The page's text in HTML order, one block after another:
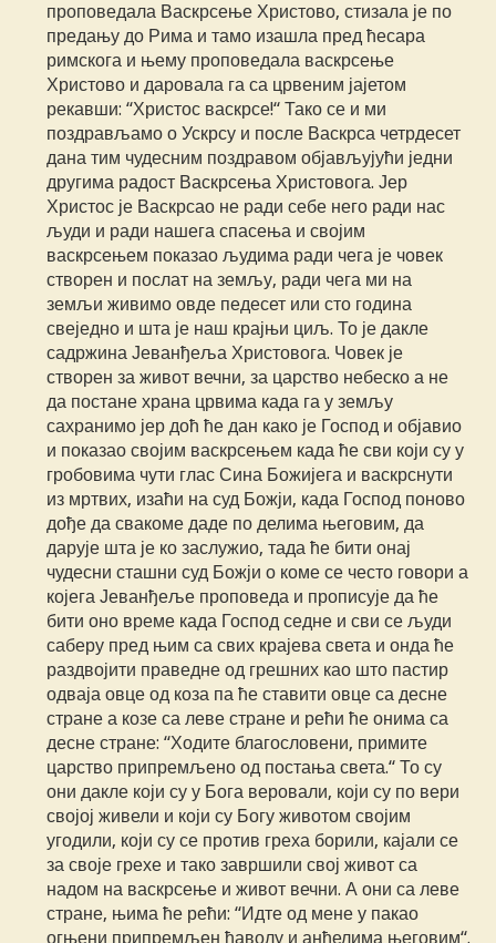
проповедала Васкрсење Христово, стизала је по
предању до Рима и тамо изашла пред ћесара
римскога и њему проповедала васкрсење
Христово и даровала га са црвеним јајетом
рекавши: “Христос васкрсе!“ Тако се и ми
поздрављамо о Ускрсу и после Васкрса четрдесет
дана тим чудесним поздравом објављујући једни
другима радост Васкрсења Христовога. Јер
Христос је Васкрсао не ради себе него ради нас
људи и ради нашега спасења и својим
васкрсењем показао људима ради чега је човек
створен и послат на земљу, ради чега ми на
земљи живимо овде педесет или сто година
свеједно и шта је наш крајњи циљ. То је дакле
садржина Јеванђеља Христовога. Човек је
створен за живот вечни, за царство небеско а не
да постане храна црвима када га у земљу
сахранимо јер доћ ће дан како је Господ и објавио
и показао својим васкрсењем када ће сви који су у
гробовима чути глас Сина Божијега и васкрснути
из мртвих, изаћи на суд Божји, када Господ поново
дође да свакоме даде по делима његовим, да
дарује шта је ко заслужио, тада ће бити онај
чудесни сташни суд Божји о коме се често говори а
којега Јеванђеље проповеда и прописује да ће
бити оно време када Господ седне и сви се људи
саберу пред њим са свих крајева света и онда ће
раздвојити праведне од грешних као што пастир
одваја овце од коза па ће ставити овце са десне
стране а козе са леве стране и рећи ће онима са
десне стране: “Ходите благословени, примите
царство припремљено од постања света.“ То су
они дакле који су у Бога веровали, који су по вери
својој живели и који су Богу животом својим
угодили, који су се против греха борили, кајали се
за своје грехе и тако завршили свој живот са
надом на васкрсење и живот вечни. А они са леве
стране, њима ће рећи: “Идте од мене у пакао
огњени припремљен ђаволу и анђелима његовим“.